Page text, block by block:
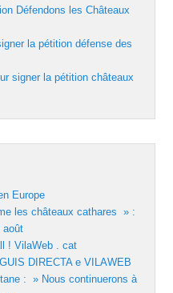
Défendons les Châteaux
la pétition défense des
signer la pétition châteaux
Europe
les châteaux cathares » :
août
! VilaWeb . cat
DIRECTA e VILAWEB
: » Nous continuerons à